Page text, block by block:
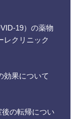
19）の薬物
レクリニック
効果について
の転帰につい